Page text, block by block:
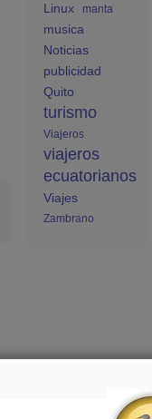
Linux
manta
musica
Noticias
publicidad
Quito
turismo
Viajeros
viajeros
ecuatorianos
Viajes
Zambrano